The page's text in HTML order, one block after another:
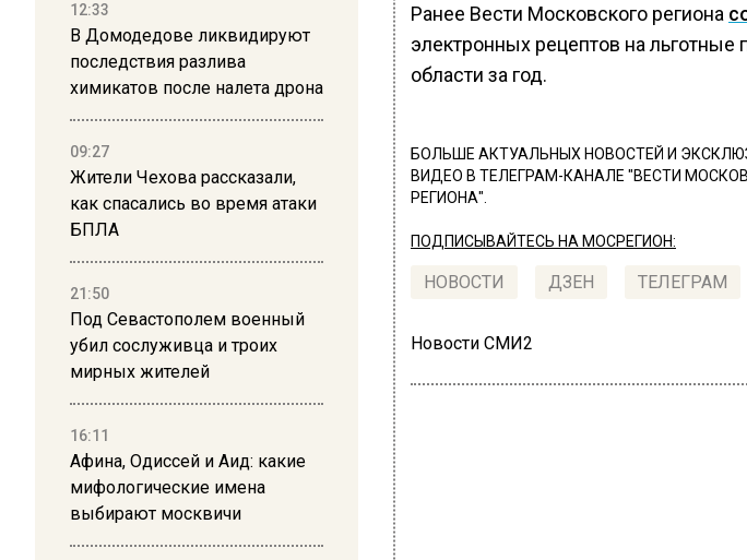
12:33
В Домодедове ликвидируют
последствия разлива
химикатов после налета дрона
09:27
Жители Чехова рассказали,
как спасались во время атаки
БПЛА
21:50
Под Севастополем военный
убил сослуживца и троих
мирных жителей
16:11
Афина, Одиссей и Аид: какие
мифологические имена
выбирают москвичи
Ранее Вести Московского региона
электронных рецептов на
области за год.
БОЛЬШЕ АКТУАЛЬНЫХ НОВОСТЕЙ И
ВИДЕО В ТЕЛЕГРАМ-КАНАЛЕ "ВЕСТИ
РЕГИОНА".
ПОДПИСЫВАЙТЕСЬ НА МОСРЕГИОН:
НОВОСТИ ДЗЕН ТЕЛЕГРАМ
Новости СМИ2